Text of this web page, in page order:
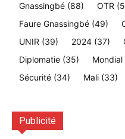
Gnassingbé (88) OTR
Faure Gnassingbé (49)
UNIR (39) 2024 (37)
Diplomatie (35)
Sécurité (34) Mali (33)
Publicité